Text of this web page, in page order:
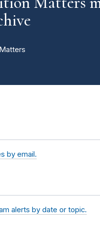
by email.
alerts by date or topic.